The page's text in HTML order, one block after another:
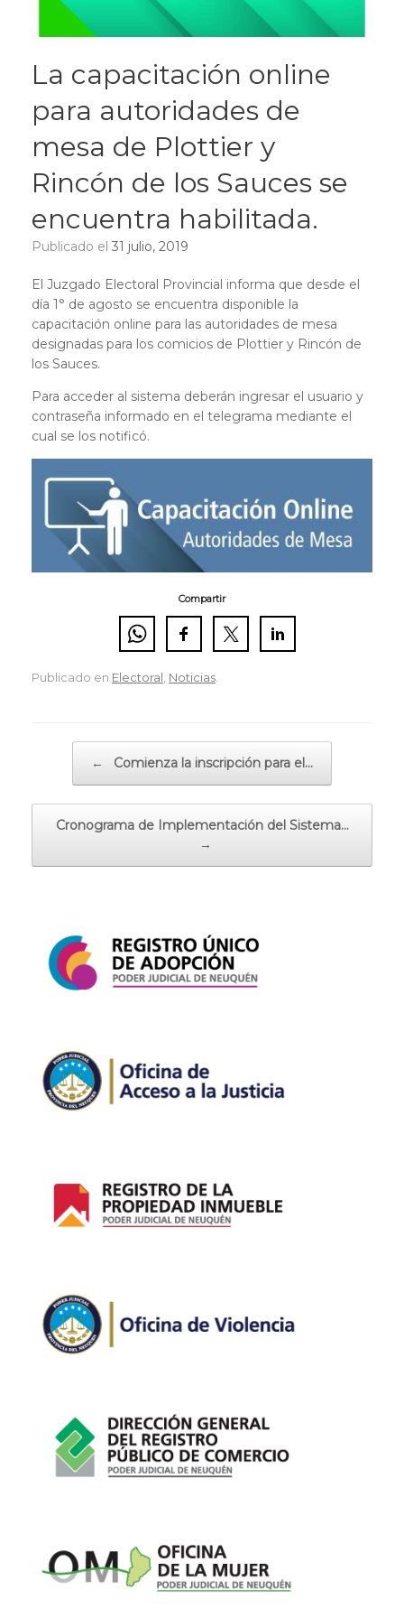
La capacitación online
para autoridades de
mesa de Plottier y
Rincón de los Sauces se
encuentra habilitada.
Publicado el 31 julio, 2019
El Juzgado Electoral Provincial informa que desde el
día 1° de agosto se encuentra disponible la
capacitación online para las autoridades de mesa
designadas para los comicios de Plottier y Rincón de
los Sauces.
Para acceder al sistema deberán ingresar el usuario y
contraseña informado en el telegrama mediante el
cual se los notificó.
Compartir
Publicado en Electoral Noticias
← Comienza la inscripción para el…
Cronograma de Implementación del Sistema…
→